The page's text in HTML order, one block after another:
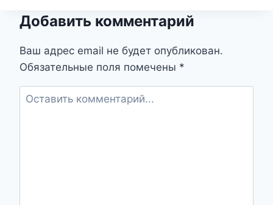
УДАЧА,
И
ОТКРЫТИЯ
Добавить комментарий
Ваш адрес email не будет опубликован.
Обязательные поля помечены *